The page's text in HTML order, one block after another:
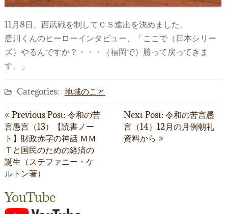
11月8日、西武戦を制してＣＳ進出を決めました。
唐川くんのヒーローインタビュー、「ここで（日本シリー
ズ）やるんですか？・・・（福岡で）勝って戻ってきま
す。」
Categories: 地域のこと
投
稿
ナ
ビ
ー
Previous Post: 令和の苦
言愚言（13）【読書ノー
ト】財政赤字の神話 ＭＭ
Ｔと国民のための経済の
誕生（ステファニー・ケ
ルトン著）
Next Post: 令和の苦言愚
言（14）12月の月例朝礼
資料から
YouTube